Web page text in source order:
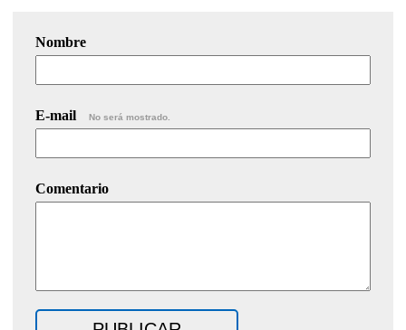
Nombre
E-mail No será mostrado.
Comentario